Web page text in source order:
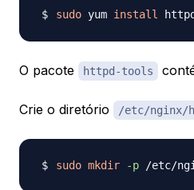
sudo yum install
O pacote httpd-tools
Crie o diretório /etc/nginx/
sudo mkdir -p